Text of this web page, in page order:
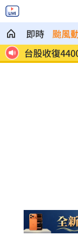
即時 颱風
台股收復
展